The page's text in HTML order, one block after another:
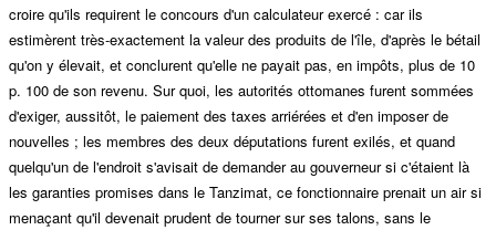
croire qu'ils requirent le concours d'un calculateur exercé : car ils
estimèrent très-exactement la valeur des produits de l'île, d'après le bétail
qu'on y élevait, et conclurent qu'elle ne payait pas, en impôts, plus de 10
p. 100 de son revenu. Sur quoi, les autorités ottomanes furent sommées
d'exiger, aussitôt, le paiement des taxes arriérées et d'en imposer de
nouvelles ; les membres des deux députations furent exilés, et quand
quelqu'un de l'endroit s'avisait de demander au gouverneur si c'étaient là
les garanties promises dans le Tanzimat, ce fonctionnaire prenait un air si
menaçant qu'il devenait prudent de tourner sur ses talons, sans le